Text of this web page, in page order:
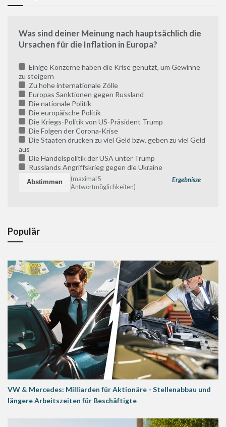
Was sind deiner Meinung nach hauptsächlich die
Ursachen für die Inflation in Europa?
Einige Konzerne haben die Krise genutzt, um Gewinne
zu steigern
Zu hohe internationale Zölle
Europas Sanktionen gegen Russland
Die nationale Politik
Die europäische Politik
Die Kriegs-Politik von US-Präsident Trump
Die Folgen der Corona-Krise
Die Staaten drucken zu viel Geld bzw. geben zu viel Geld
aus
Die Handelspolitik der USA unter Trump
Russlands Angriffskrieg gegen die Ukraine
Ergebnisse
(maximal 5
Antwortmöglichkeiten)
Populär
VW & Mercedes: Milliarden für Aktionäre - Stellenabbau und
längere Arbeitszeiten für Beschäftigte